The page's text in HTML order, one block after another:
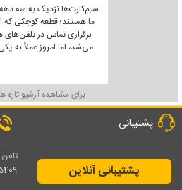
سیم‌کارت‌ها نزدیک به سه
ما هستند؛ قطعه کوچکی که
برقراری تماس در تلفن‌های
می‌شد، اما امروز عملاً به
برای مشاهده آرشیو تازه
پشتیبانی
پشتیبانی آنلاین